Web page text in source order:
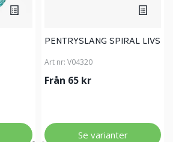
PENTRYSLANG SPIRAL LIVS
Art nr: V04320
Från 65 kr
Se varianter